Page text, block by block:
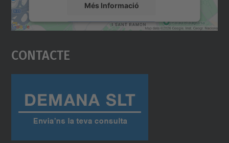
Més Informació
Accepta
powered by
Contacte